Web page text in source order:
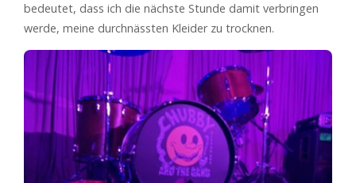
bedeutet, dass ich die nächste Stunde damit verbringen
werde, meine durchnässten Kleider zu trocknen.